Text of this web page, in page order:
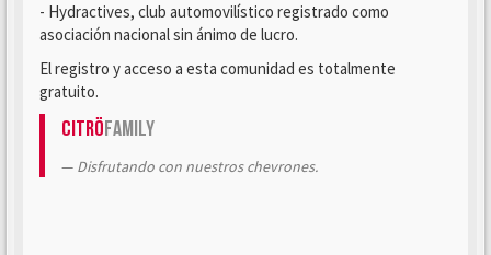
- Hydractives, club automovilístico registrado como
asociación nacional sin ánimo de lucro.
El registro y acceso a esta comunidad es totalmente
gratuito.
CitröFamily
Disfrutando con nuestros chevrones.